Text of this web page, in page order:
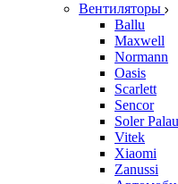
Вентиляторы
Ballu
Maxwell
Normann
Oasis
Scarlett
Sencor
Soler Palau
Vitek
Xiaomi
Zanussi